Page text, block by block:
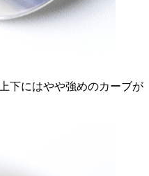
下にはやや強めのカーブが